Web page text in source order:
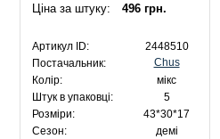
Ціна за штуку: 496 грн.
Артикул ID:
2448510
Постачальник:
Chus
Колір:
мікс
Штук в упаковці:
5
Розміри:
43*30*17
Сезон:
демі